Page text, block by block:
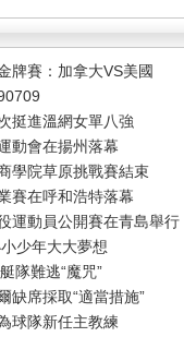
牌賽：加拿大VS美國
挺進溫網女單八強
動會在揚州落幕
學院草原挑戰賽結束
賽在呼和浩特落幕
運動員公開賽在青島舉行
少年大大夢想
隊難逃“魔咒”
缺席採取“適當措施”
球隊新任主教練